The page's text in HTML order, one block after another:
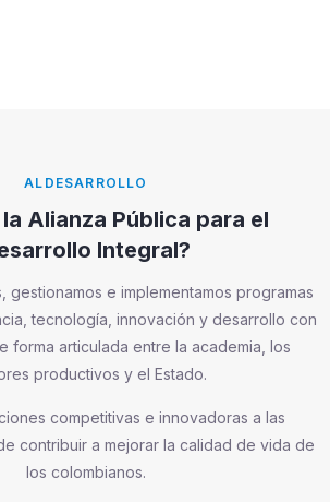
ALDESARROLLO
Alianza Pública para el
Integral?
gestionamos e implementamos programas
tecnología, innovación y desarrollo con
forma articulada entre la academia, los
productivos y el Estado.
competitivas e innovadoras a las
contribuir a mejorar la calidad de vida de
los colombianos.